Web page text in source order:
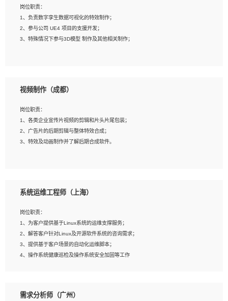
4、有良好的沟通能力和团队合作意识；
5、开发过 HoloLens 程序者优先。
岗位职责：
1、负责数字孪生数据可视化的特效制作；
2、参与公司 UE4 项目的支援开发；
3、特殊情况下参与3D模型 制作及其他相关制作；
上；
3、想象力丰富, 有一定的艺术审美深度；
4、有良好的场景特效搭建功底；
5、熟悉 3Ds Max 或者 Maya；
6、有良好的沟通能力和团队合作意识；
视频制作（成都）
岗位职责：
1、各类企业宣传片视频的剪辑和片头片尾包装；
2、广告片的后期剪辑与整体特效合成；
3、特效及动画制作并了解后期合成软件。
2、熟练使用After Effect、Photo Shop、熟练掌握视频剪辑和特效包装软件；
4、在剪辑上会思考，有一定编导思维；
5、踏实， 勤奋，愿意在工作中不断学习，提高自我；
6、能与同事友好相处。
系统运维工程师（上海）
岗位职责：
1、为客户提供基于Linux系统的运维支撑服务；
2、解答客户针对Linux及开源软件系统的咨询需求；
3、提供基于客户场景的自动化运维脚本；
4、操作系统健康巡检及操作系统安全加固等工作
1、全日制本科计算机相关专业毕业，3年以上相关工作经验；
需求分析师（广州）